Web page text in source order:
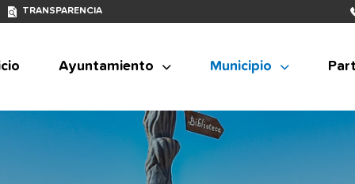
TRANSPARENCIA
Ayuntamiento Municipio